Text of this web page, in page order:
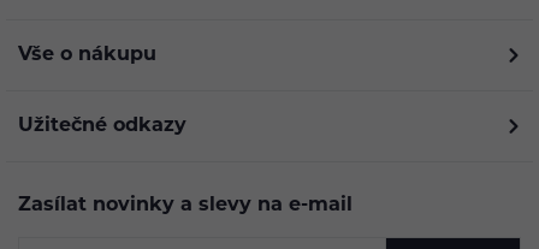
Vše o nákupu
Užitečné odkazy
Zasílat novinky a slevy na e-mail